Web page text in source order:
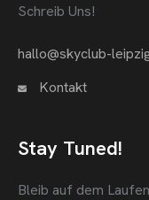
Schreib Uns!
hallo@skyclub-
Kontakt
Stay Tuned!
Bleib auf dem